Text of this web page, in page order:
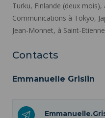
Turku, Finlande (deux
Communications à Tokyo,
Jean-Monnet, à Saint-
Contacts
Emmanuelle Grislin